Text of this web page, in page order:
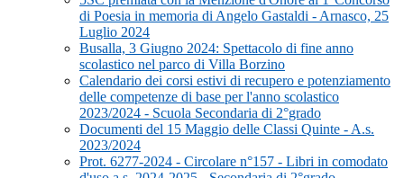
di Poesia in memoria di Angelo Gastaldi - Arnasco, 25
Luglio 2024
Busalla, 3 Giugno 2024: Spettacolo di fine anno
scolastico nel parco di Villa Borzino
Calendario dei corsi estivi di recupero e potenziamento
delle competenze di base per l'anno scolastico
2023/2024 - Scuola Secondaria di 2°grado
Documenti del 15 Maggio delle Classi Quinte - A.s.
2023/2024
Prot. 6277-2024 - Circolare n°157 - Libri in comodato